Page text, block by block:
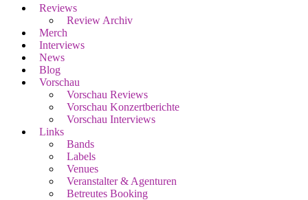
Reviews
Review Archiv
Merch
Interviews
News
Blog
Vorschau
Vorschau Reviews
Vorschau Konzertberichte
Vorschau Interviews
Links
Bands
Labels
Venues
Veranstalter & Agenturen
Betreutes Booking